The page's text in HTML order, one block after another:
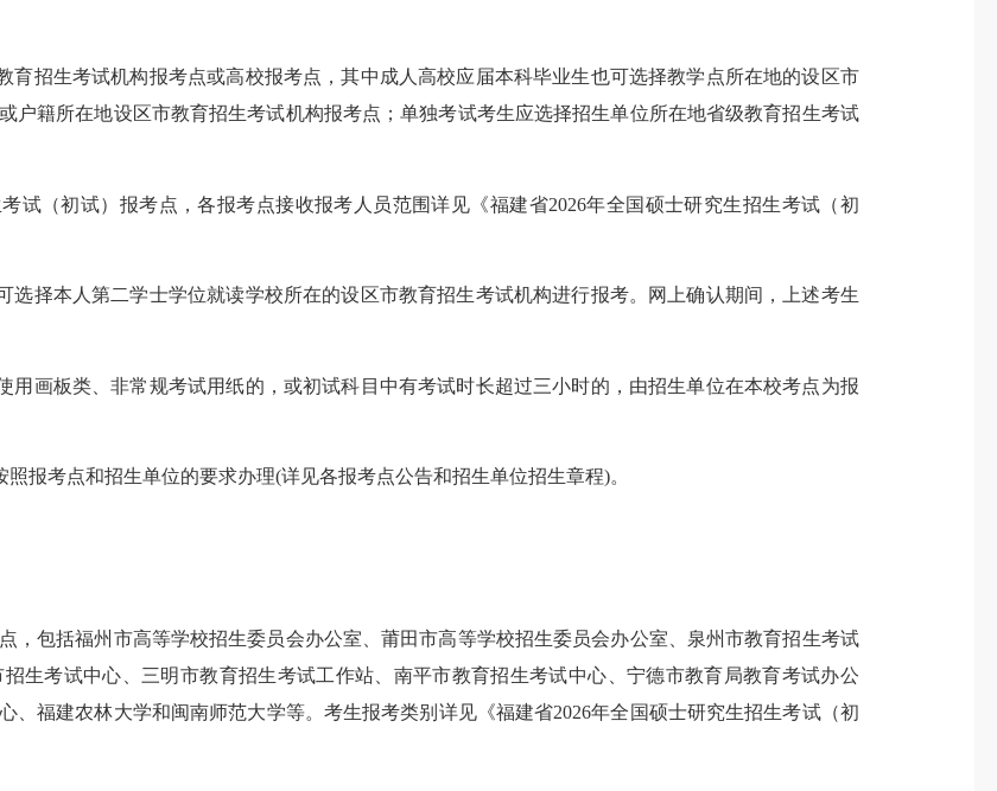
招生考试机构报考点或高校报考点，其中成人高校应届本科毕业生也可选择教学点所在地的设区市
户籍所在地设区市教育招生考试机构报考点；单独考试考生应选择招生单位所在地省级教育招生考试
（初试）报考点，各报考点接收报考人员范围详见《福建省2026年全国硕士研究生招生考试（初
择本人第二学士学位就读学校所在的设区市教育招生考试机构进行报考。网上确认期间，上述考生
画板类、非常规考试用纸的，或初试科目中有考试时长超过三小时的，由招生单位在本校考点为报
考点和招生单位的要求办理(详见各报考点公告和招生单位招生章程)。
包括福州市高等学校招生委员会办公室、莆田市高等学校招生委员会办公室、泉州市教育招生考试
生考试中心、三明市教育招生考试工作站、南平市教育招生考试中心、宁德市教育局教育考试办公
、福建农林大学和闽南师范大学等。考生报考类别详见《福建省2026年全国硕士研究生招生考试（初